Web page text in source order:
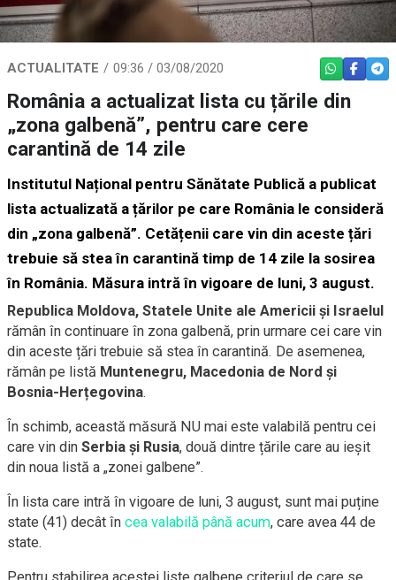
ACTUALITATE 09:36 / 03/08/2020 WHATSAPP
România a actualizat lista cu țările din
„zona galbenă”, pentru care cere
carantină de 14 zile
Institutul Național pentru Sănătate Publică a publicat
lista actualizată a țărilor pe care România le consideră
din „zona galbenă”. Cetățenii care vin din aceste țări
trebuie să stea în carantină timp de 14 zile la sosirea
în România. Măsura intră în vigoare de luni, 3 august.
Republica Moldova, Statele Unite ale Americii și Israelul
rămân în continuare în zona galbenă, prin urmare cei care vin
din aceste țări trebuie să stea în carantină. De asemenea,
rămân pe listă Muntenegru, Macedonia de Nord și
Bosnia-Herțegovina.
În schimb, această măsură NU mai este valabilă pentru cei
care vin din Serbia și Rusia, două dintre țările care au ieșit
din noua listă a „zonei galbene”.
În lista care intră în vigoare de luni, 3 august, sunt mai puține
state (41) decât în cea valabilă până acum, care avea 44 de
state.
Pentru stabilirea acestei liste galbene criteriul de care se